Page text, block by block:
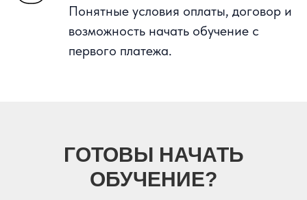
Понятные условия оплаты, договор и
возможность начать обучение с
первого платежа.
ГОТОВЫ НАЧАТЬ
ОБУЧЕНИЕ?